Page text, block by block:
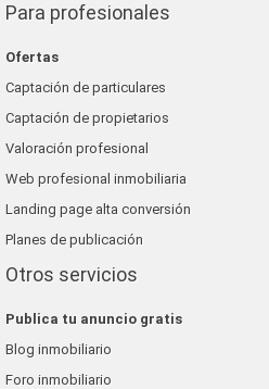
Para profesionales
Ofertas
Captación de particulares
Captación de propietarios
Valoración profesional
Web profesional inmobiliaria
Landing page alta conversión
Planes de publicación
Otros servicios
Publica tu anuncio gratis
Blog inmobiliario
Foro inmobiliario